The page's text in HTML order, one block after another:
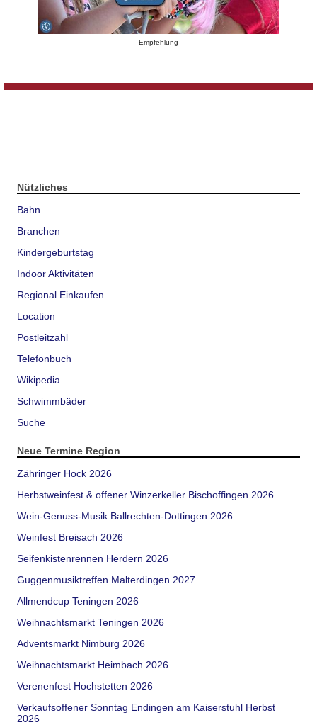
Empfehlung
Nützliches
Bahn
Branchen
Kindergeburtstag
Indoor Aktivitäten
Regional Einkaufen
Location
Postleitzahl
Telefonbuch
Wikipedia
Schwimmbäder
Suche
Neue Termine Region
Zähringer Hock 2026
Herbstweinfest & offener Winzerkeller Bischoffingen 2026
Wein-Genuss-Musik Ballrechten-Dottingen 2026
Weinfest Breisach 2026
Seifenkistenrennen Herdern 2026
Guggenmusiktreffen Malterdingen 2027
Allmendcup Teningen 2026
Weihnachtsmarkt Teningen 2026
Adventsmarkt Nimburg 2026
Weihnachtsmarkt Heimbach 2026
Verenenfest Hochstetten 2026
Verkaufsoffener Sonntag Endingen am Kaiserstuhl Herbst
2026